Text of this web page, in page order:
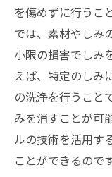
を傷めずに行うこ
では、素材やしみ
小限の損害でしみ
えば、特定のしみ
の洗浄を行うこと
みを消すことが可
ルの技術を活用す
ことができるのです